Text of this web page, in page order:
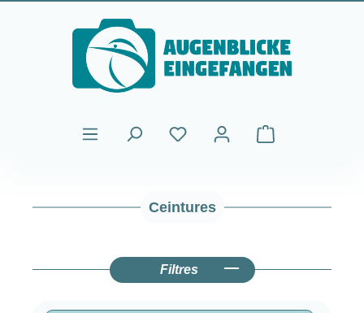
Passer au contenu principal
Le panier
Ceintures
Filtres